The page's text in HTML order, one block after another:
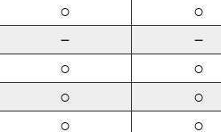
○ ○
－ －
○ ○
○ ○
○ ○